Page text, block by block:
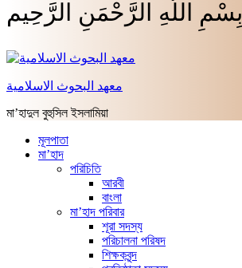
بِسْمِ اللَّهِ الرَّحْمَنِ الرَّحِيم
معهد البحوث الاسلامية
মা’হাদুল বুহুসিল ইসলামিয়া
মূলপাতা
মা’হাদ
পরিচিতি
আরবী
বাংলা
মা’হাদ পরিবার
শূরা সদস্য
পরিচালনা পরিষদ
শিক্ষকবৃন্দ